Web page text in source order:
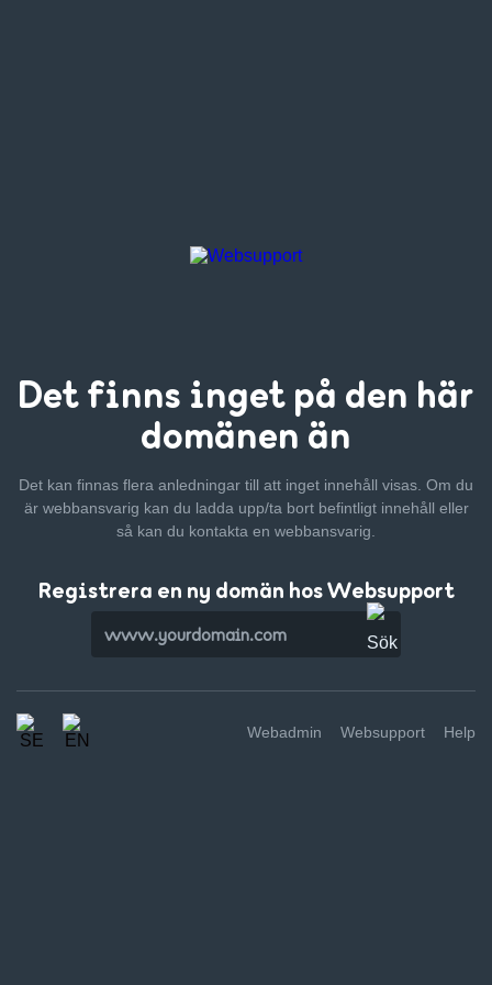
Det finns inget på den här
domänen än
Det kan finnas flera anledningar till att inget innehåll visas. Om du
är webbansvarig kan du ladda upp/ta bort befintligt innehåll eller
så kan du kontakta en webbansvarig.
Registrera en ny domän hos Websupport
Webadmin Websupport Help